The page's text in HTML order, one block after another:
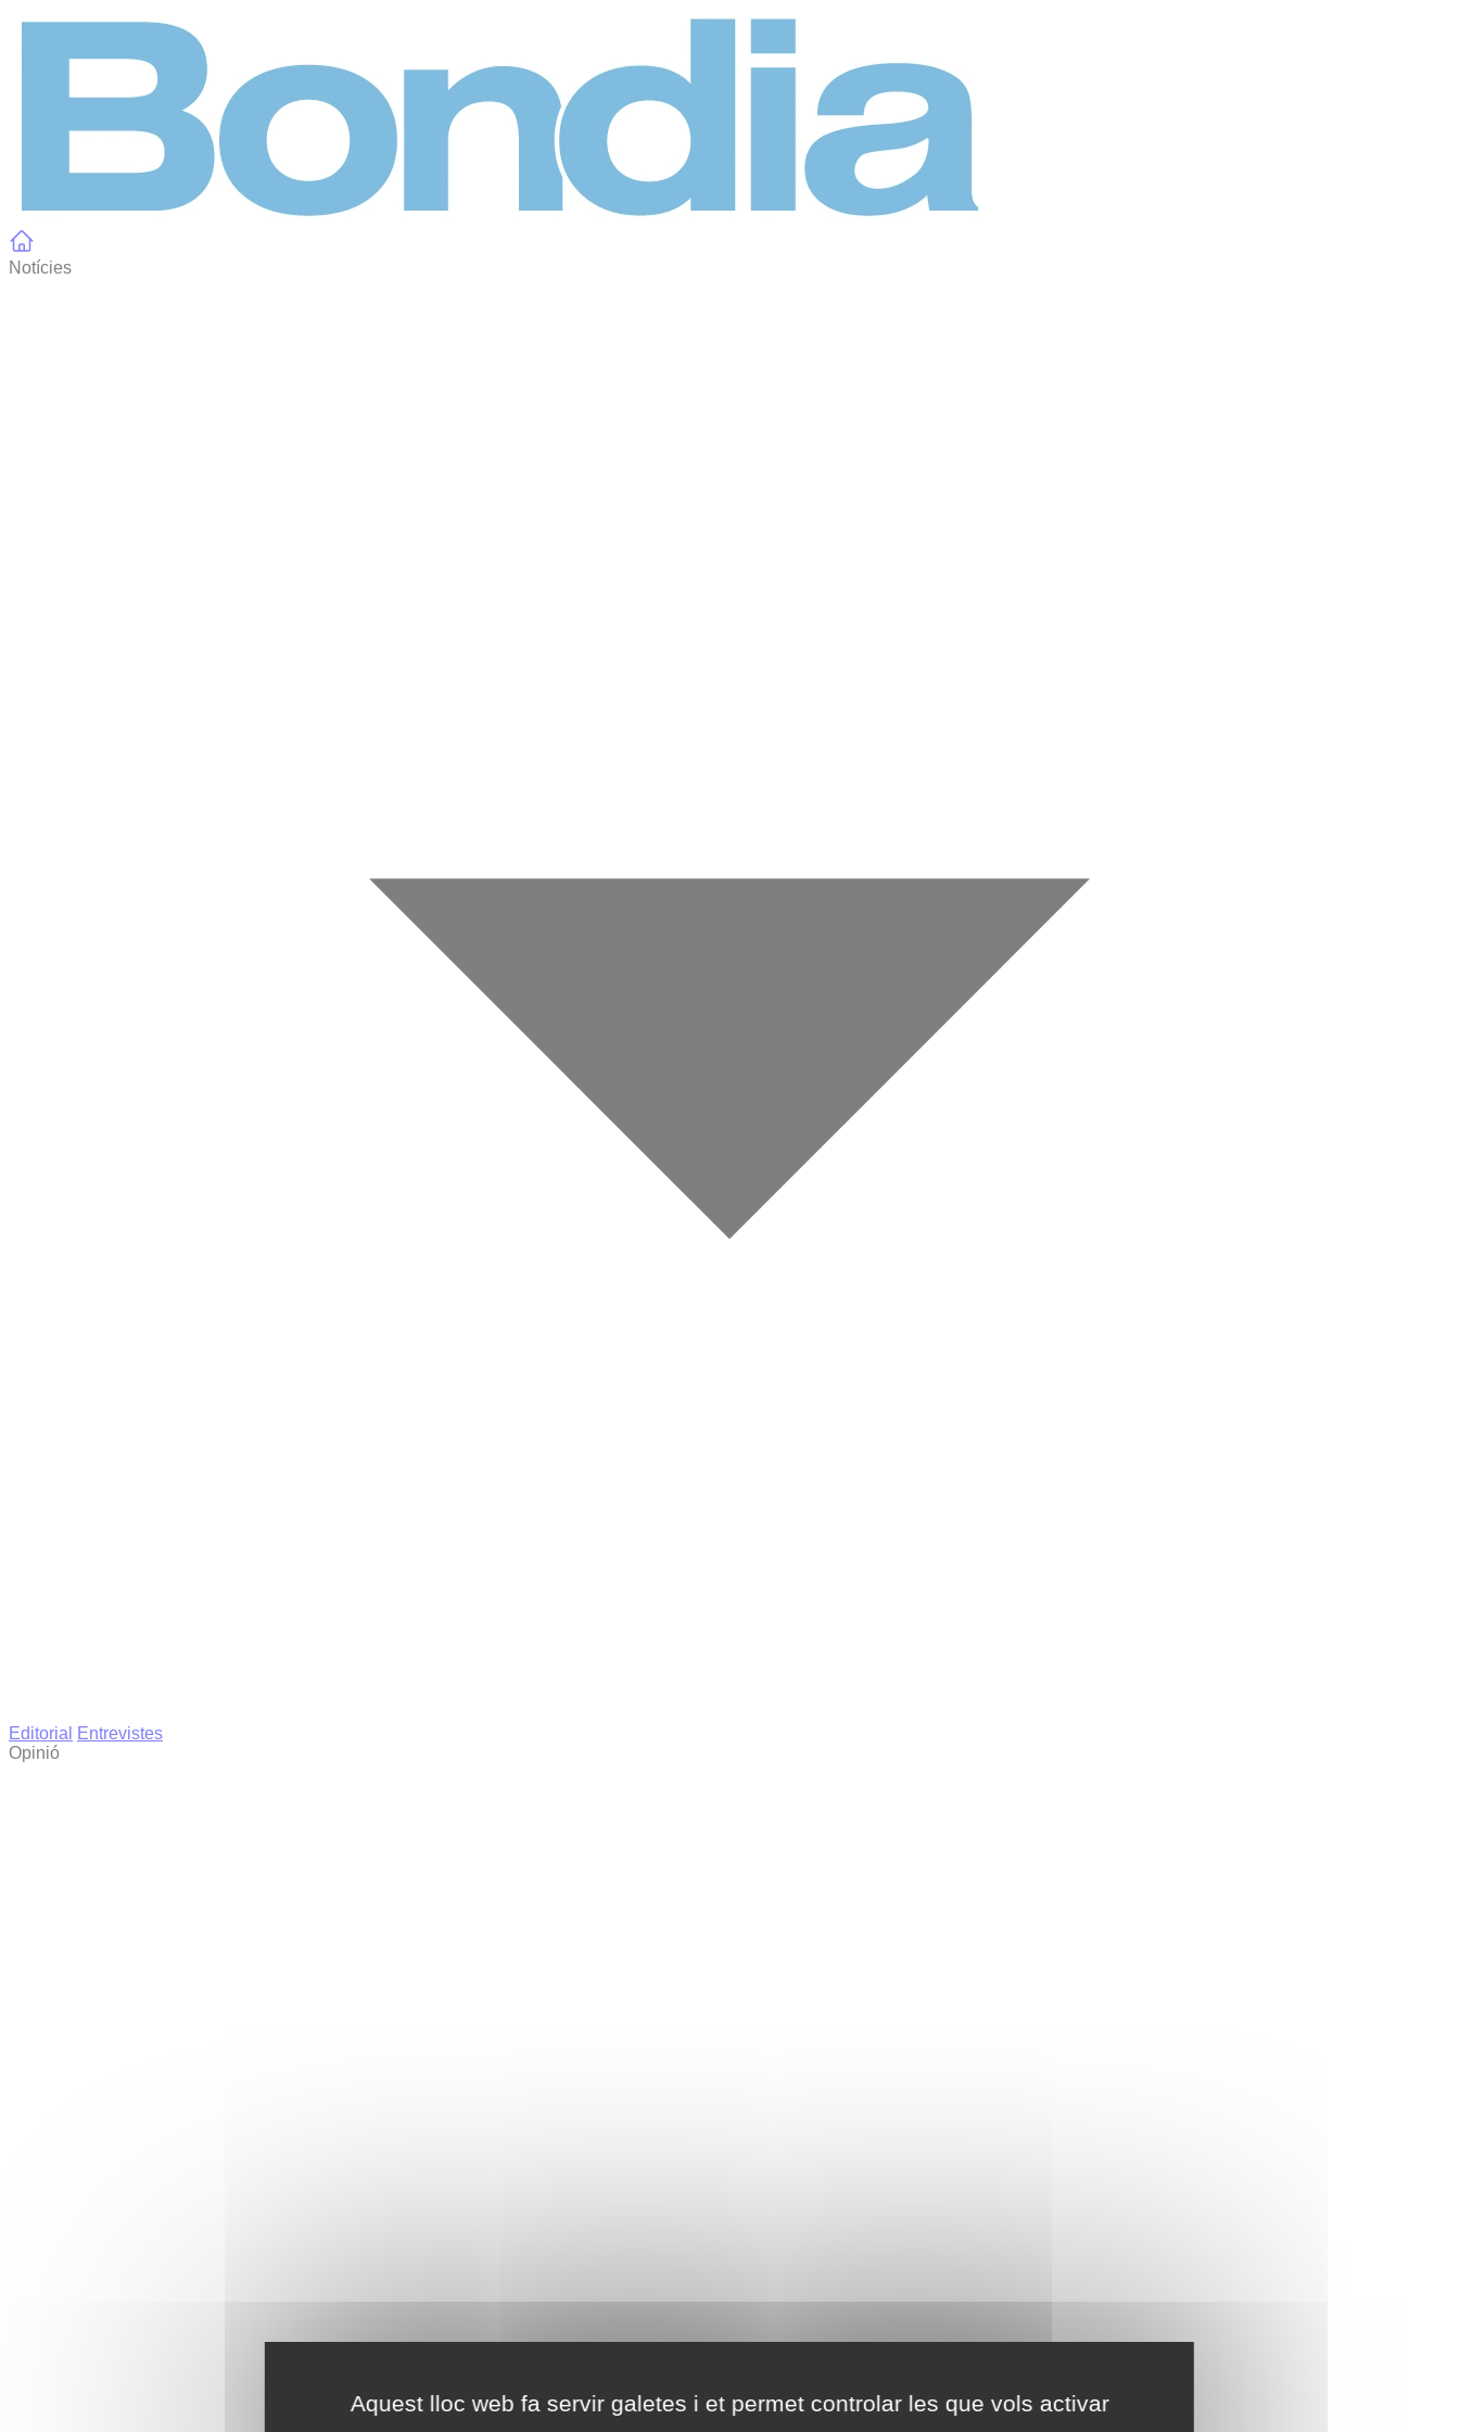
Aquest lloc web fa servir galetes i et permet controlar les que vols activar
Notícies
Editorial
Entrevistes
Opinió